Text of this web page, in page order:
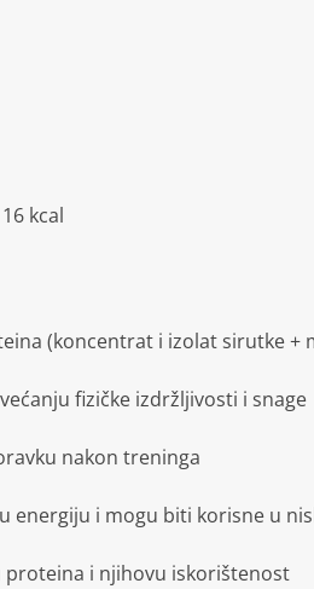
kcal
(koncentrat i izolat sirutke
fizičke izdržljivosti i snage
nakon treninga
energiju i mogu biti korisne u
i njihovu iskorištenost